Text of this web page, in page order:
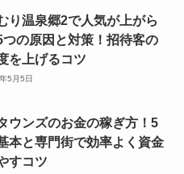
り温泉郷2で人気が上がら
つの原因と対策！招待客の
を上げるコツ
5月5日
ウンズのお金の稼ぎ方！5
本と専門街で効率よく資金
すコツ